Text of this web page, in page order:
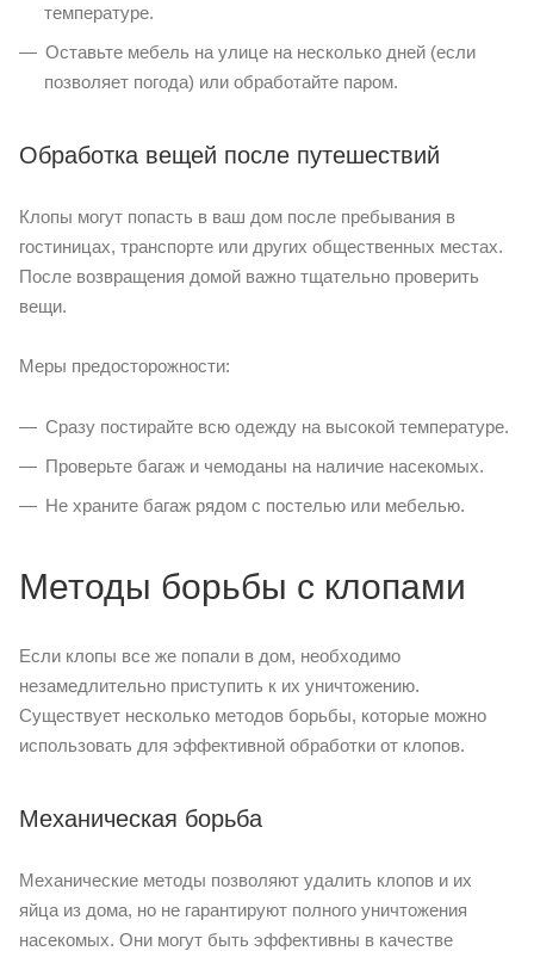
температуре.
Оставьте мебель на улице на несколько дней (если
позволяет погода) или обработайте паром.
Обработка вещей после путешествий
Клопы могут попасть в ваш дом после пребывания в
гостиницах, транспорте или других общественных местах.
После возвращения домой важно тщательно проверить
вещи.
Меры предосторожности:
Сразу постирайте всю одежду на высокой температуре.
Проверьте багаж и чемоданы на наличие насекомых.
Не храните багаж рядом с постелью или мебелью.
Методы борьбы с клопами
Если клопы все же попали в дом, необходимо
незамедлительно приступить к их уничтожению.
Существует несколько методов борьбы, которые можно
использовать для эффективной обработки от клопов.
Механическая борьба
Механические методы позволяют удалить клопов и их
яйца из дома, но не гарантируют полного уничтожения
насекомых. Они могут быть эффективны в качестве